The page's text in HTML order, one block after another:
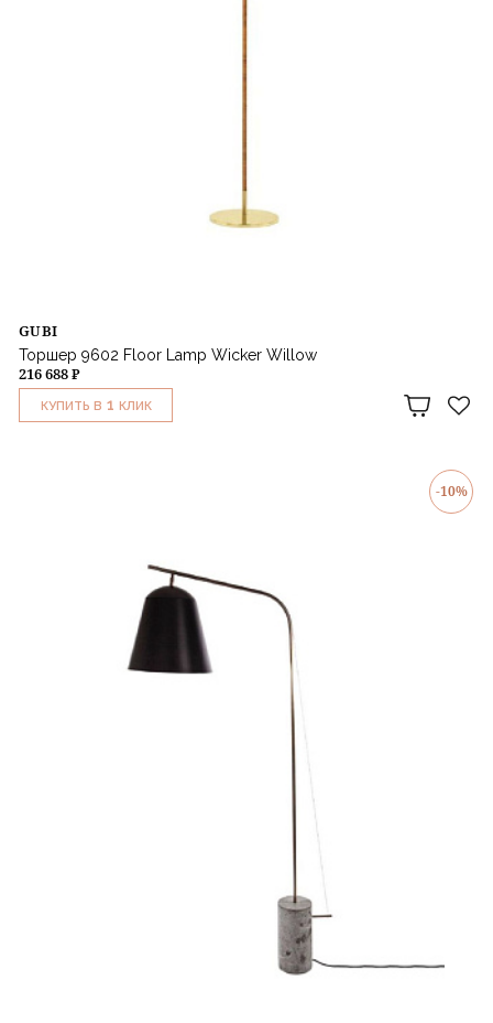
GUBI
Торшер 9602 Floor Lamp Wicker Willow
216 688 ₽
КУПИТЬ В 1 КЛИК
-10%